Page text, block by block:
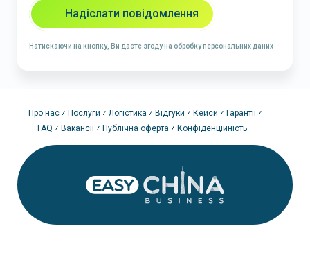
Надіслати повідомлення
Натискаючи на кнопку, Ви даєте згоду на обробку персональних даних
Про нас Послуги Логістика Відгуки Кейси
Гарантії
FAQ
Вакансії Публічна оферта Конфіденційність